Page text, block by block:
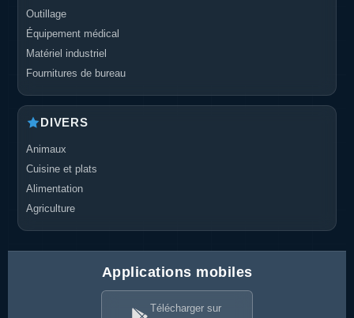
Outillage
Équipement médical
Matériel industriel
Fournitures de bureau
DIVERS
Animaux
Cuisine et plats
Alimentation
Agriculture
Applications mobiles
Télécharger sur